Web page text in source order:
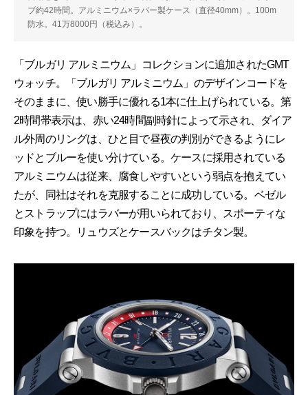
ブ約42時間。アルミニウム×ラバー製ケース（直径40mm）。100m
防水。41万8000円（税込み）。
「ブルガリ アルミニウム」コレクションに追加されたGMT
ウォッチ。「ブルガリ アルミニウム」のデザインコードを
そのままに、使い勝手に優れる1本に仕上げられている。第
2時間帯表示は、赤い24時間副時針によって示され、ダイア
ル外周のリングは、ひと目で昼夜の判別ができるようにレ
ッドとブルーを使い分けている。ケースに採用されている
アルミニウムは従来、腐食しやすいという弱点を抱えてい
たが、同社はそれを克服することに成功している。ベゼル
とストラップにはラバーが用いられており、スポーティな
印象を持つ。リュウズとケースバックはチタン製。